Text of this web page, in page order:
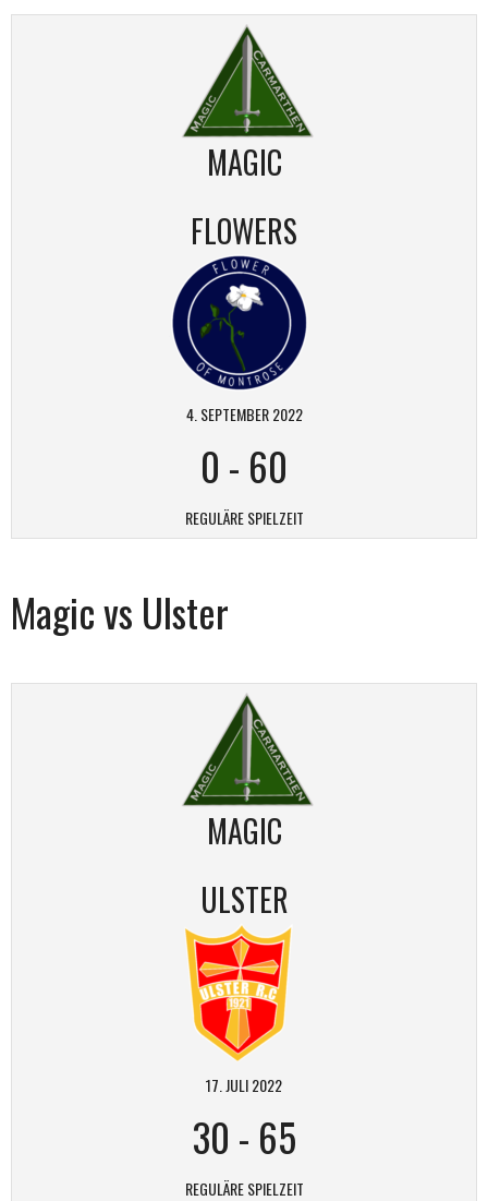
MAGIC
FLOWERS
4. SEPTEMBER 2022
0 - 60
REGULÄRE SPIELZEIT
Magic vs Ulster
MAGIC
ULSTER
17. JULI 2022
30 - 65
REGULÄRE SPIELZEIT